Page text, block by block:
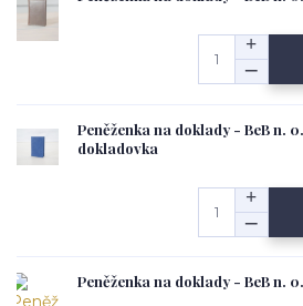
Peněženka na doklady - BeB n.
dokladovka
Peněženka na doklady - BeB n.